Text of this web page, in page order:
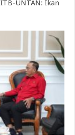
UNTAN: Ikan